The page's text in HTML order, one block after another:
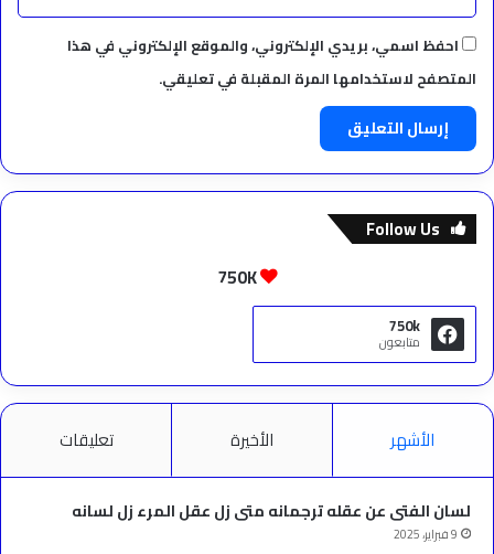
احفظ اسمي، بريدي الإلكتروني، والموقع الإلكتروني في هذا
المتصفح لاستخدامها المرة المقبلة في تعليقي.
Follow Us
750K
750k
متابعون
الأشهر الأخيرة تعليقات
لسان الفتى عن عقله ترجمانه متى زل عقل المرء زل لسانه
9 فبراير، 2025